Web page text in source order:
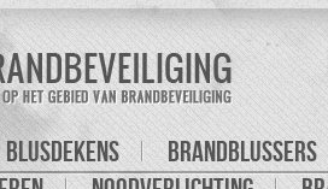
BLUSDEKENS
BRANDBLUSSERS